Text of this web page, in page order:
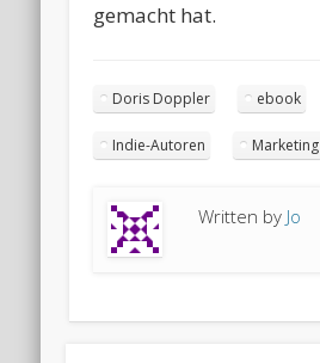
gemacht hat.
Doris Doppler ebook
Indie-Autoren Marketing
Written by Jo